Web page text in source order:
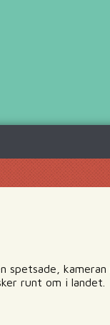
kameran
runt om i landet.